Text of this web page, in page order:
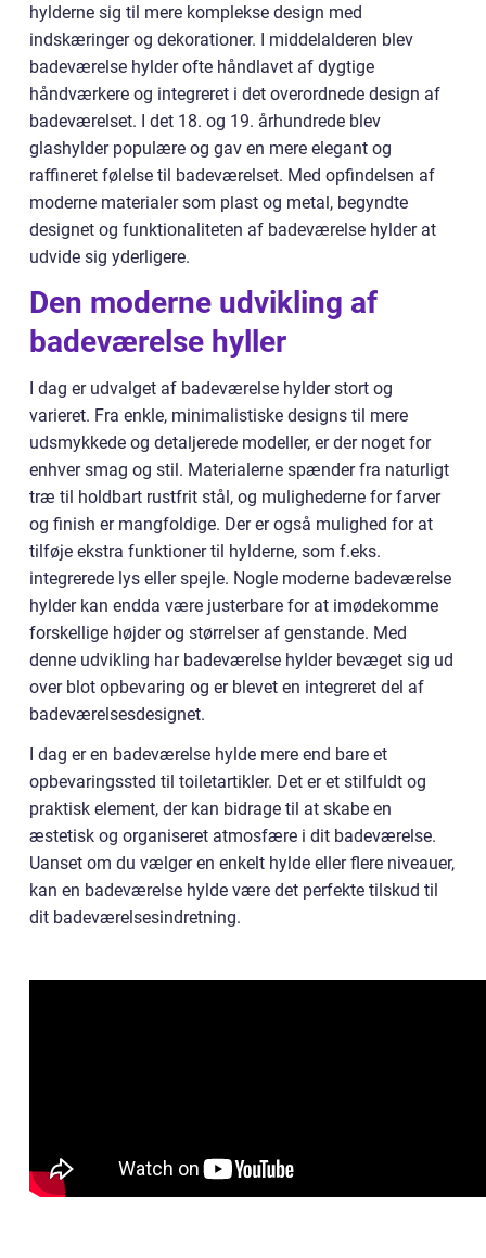
hylderne sig til mere komplekse design med
indskæringer og dekorationer. I middelalderen blev
badeværelse hylder ofte håndlavet af dygtige
håndværkere og integreret i det overordnede design af
badeværelset. I det 18. og 19. århundrede blev
glashylder populære og gav en mere elegant og
raffineret følelse til badeværelset. Med opfindelsen af
moderne materialer som plast og metal, begyndte
designet og funktionaliteten af badeværelse hylder at
udvide sig yderligere.
Den moderne udvikling af
badeværelse hyller
I dag er udvalget af badeværelse hylder stort og
varieret. Fra enkle, minimalistiske designs til mere
udsmykkede og detaljerede modeller, er der noget for
enhver smag og stil. Materialerne spænder fra naturligt
træ til holdbart rustfrit stål, og mulighederne for farver
og finish er mangfoldige. Der er også mulighed for at
tilføje ekstra funktioner til hylderne, som f.eks.
integrerede lys eller spejle. Nogle moderne badeværelse
hylder kan endda være justerbare for at imødekomme
forskellige højder og størrelser af genstande. Med
denne udvikling har badeværelse hylder bevæget sig ud
over blot opbevaring og er blevet en integreret del af
badeværelsesdesignet.
I dag er en badeværelse hylde mere end bare et
opbevaringssted til toiletartikler. Det er et stilfuldt og
praktisk element, der kan bidrage til at skabe en
æstetisk og organiseret atmosfære i dit badeværelse.
Uanset om du vælger en enkelt hylde eller flere niveauer,
kan en badeværelse hylde være det perfekte tilskud til
dit badeværelsesindretning.